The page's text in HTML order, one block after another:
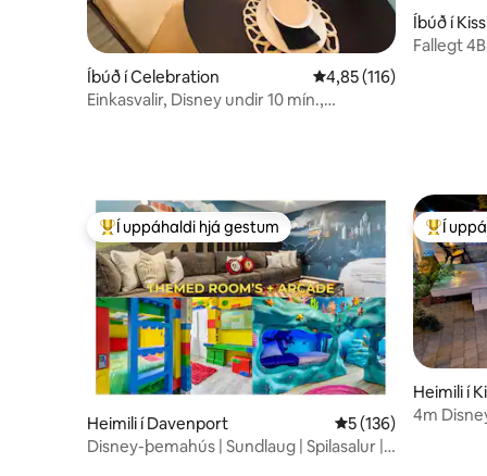
Íbúð í Celebration 4,85 af 5 í
4,85 (116)
Einkasvalir, Disney undir 10 mín.,
Íbúð í
Fallegt
Í mestu uppáhaldi hjá gestum
Í uppáhaldi hjá gestum
Heimili í Davenport 5 af 5 í
5 (136)
Disney-þemahús | Sundlaug | Spilasalur |
Í mestu
Í
Heimili í
4m